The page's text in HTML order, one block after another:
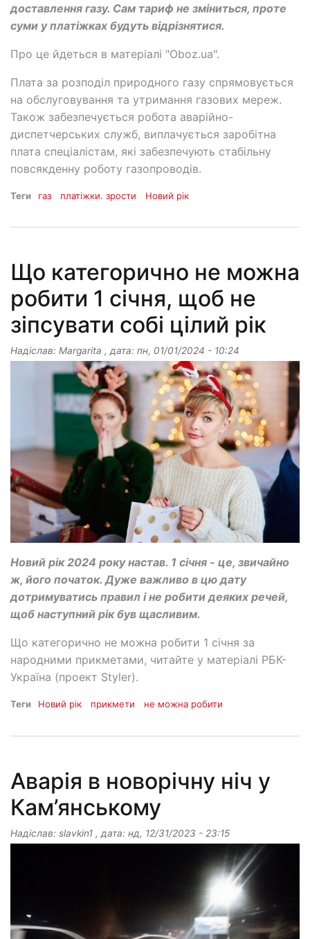
доставлення газу. Сам тариф не зміниться, проте
суми у платіжках будуть відрізнятися.
Про це йдеться в матеріалі "Oboz.ua".
Плата за розподіл природного газу спрямовується
на обслуговування та утримання газових мереж.
Також забезпечується робота аварійно-
диспетчерських служб, виплачується заробітна
плата спеціалістам, які забезпечують стабільну
повсякденну роботу газопроводів.
Теги газ платіжки. зрости Новий рік
Що категорично не можна
робити 1 січня, щоб не
зіпсувати собі цілий рік
Надіслав: Margarita , дата: пн, 01/01/2024 - 10:24
Новий рік 2024 року настав. 1 січня - це, звичайно
ж, його початок. Дуже важливо в цю дату
дотримуватись правил і не робити деяких речей,
щоб наступний рік був щасливим.
Що категорично не можна робити 1 січня за
народними прикметами, читайте у матеріалі РБК-
Україна (проект Styler).
Теги Новий рік прикмети не можна робити
Аварія в новорічну ніч у
Кам’янському
Надіслав: slavkin1 , дата: нд, 12/31/2023 - 23:15